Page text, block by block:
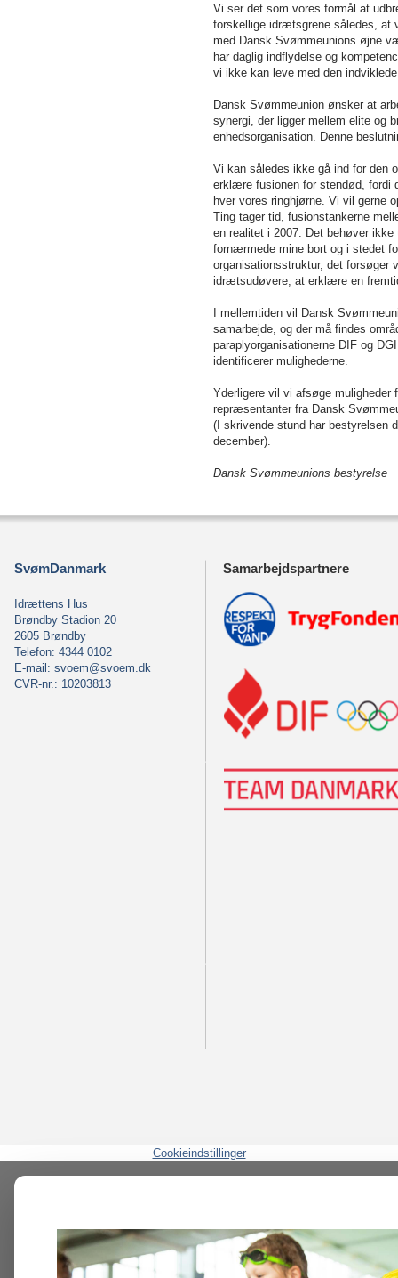
Vi ser det som vores formål at
forskellige idrætsgrene således, at
med Dansk Svømmeunions øjne
har daglig indflydelse og
vi ikke kan leve med den
Dansk Svømmeunion ønsker at
synergi, der ligger mellem elite og
enhedsorganisation. Denne
Vi kan således ikke gå ind for den
erklære fusionen for stendød,
hver vores ringhjørne. Vi vil gerne
Ting tager tid, fusionstankerne
en realitet i 2007. Det behøver
fornærmede mine bort og i stedet
organisationsstruktur, det
idrætsudøvere, at erklære en
I mellemtiden vil Dansk
samarbejde, og der må findes
paraplyorganisationerne DIF og
identificerer mulighederne.
Yderligere vil vi afsøge
repræsentanter fra Dansk
(I skrivende stund har bestyrelsen
december).
Dansk Svømmeunions bestyrelse
SvømDanmark
Idrættens Hus
Brøndby Stadion 20
2605 Brøndby
Telefon: 4344 0102
E-mail: svoem@svoem.dk
CVR-nr.: 10203813
Samarbejdspartnere
Cookieindstillinger